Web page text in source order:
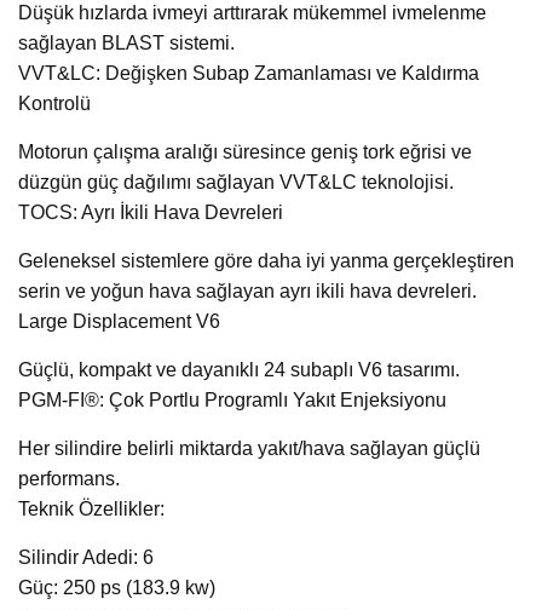
Düşük hızlarda ivmeyi arttırarak mükemmel ivmelenme
sağlayan BLAST sistemi.
VVT&LC: Değişken Subap Zamanlaması ve Kaldırma
Kontrolü
Motorun çalışma aralığı süresince geniş tork eğrisi ve
düzgün güç dağılımı sağlayan VVT&LC teknolojisi.
TOCS: Ayrı İkili Hava Devreleri
Geleneksel sistemlere göre daha iyi yanma gerçekleştiren
serin ve yoğun hava sağlayan ayrı ikili hava devreleri.
Large Displacement V6
Güçlü, kompakt ve dayanıklı 24 subaplı V6 tasarımı.
PGM-FI®: Çok Portlu Programlı Yakıt Enjeksiyonu
Her silindire belirli miktarda yakıt/hava sağlayan güçlü
performans.
Teknik Özellikler:
Silindir Adedi: 6
Güç: 250 ps (183.9 kw)